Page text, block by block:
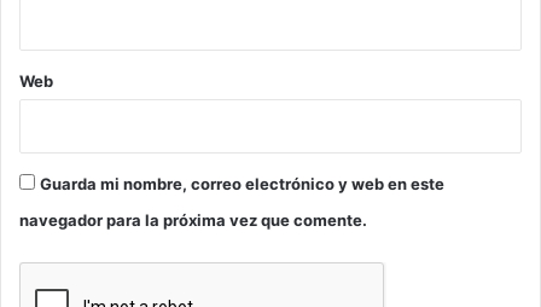
Web
Guarda mi nombre, correo electrónico y web en este
navegador para la próxima vez que comente.